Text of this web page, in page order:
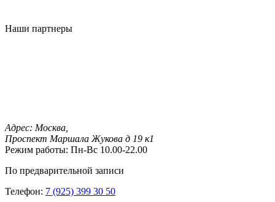
Наши партнеры
Адрес: Москва,
Проспект Маршала Жукова д 19 к1
Режим работы: Пн-Вс 10.00-22.00
По предварительной записи
Телефон: 7 (925) 399 30 50